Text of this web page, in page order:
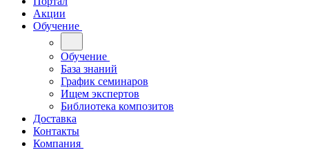
Акции
Обучение
Обучение
База знаний
График семинаров
Ищем экспертов
Библиотека композитов
Доставка
Контакты
Компания